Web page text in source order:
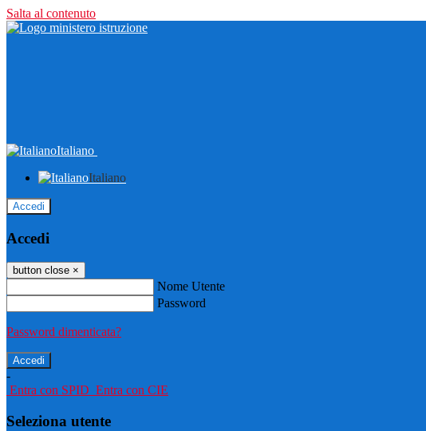
Salta al contenuto
Italiano
Italiano
Accedi
Accedi
button close ×
Nome Utente
Password
Password dimenticata?
-
Entra con SPID Entra con CIE
Seleziona utente